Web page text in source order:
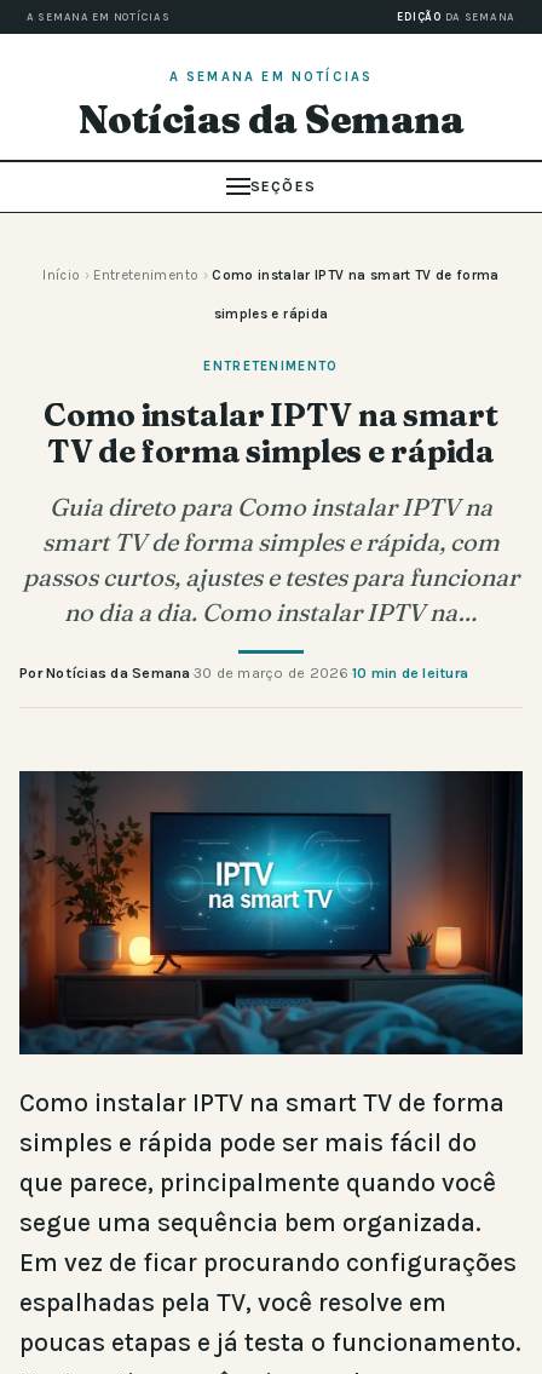
A SEMANA EM NOTÍCIAS EDIÇÃO DA SEMANA
A SEMANA EM NOTÍCIAS
Notícias da Semana
SEÇÕES
Início › Entretenimento › Como instalar IPTV na smart TV de forma
simples e rápida
ENTRETENIMENTO
Como instalar IPTV na smart
TV de forma simples e rápida
Guia direto para Como instalar IPTV na
smart TV de forma simples e rápida, com
passos curtos, ajustes e testes para funcionar
no dia a dia. Como instalar IPTV na…
Por Notícias da Semana·30 de março de 2026·10 min de leitura
Como instalar IPTV na smart TV de forma
simples e rápida pode ser mais fácil do
que parece, principalmente quando você
segue uma sequência bem organizada.
Em vez de ficar procurando configurações
espalhadas pela TV, você resolve em
poucas etapas e já testa o funcionamento.